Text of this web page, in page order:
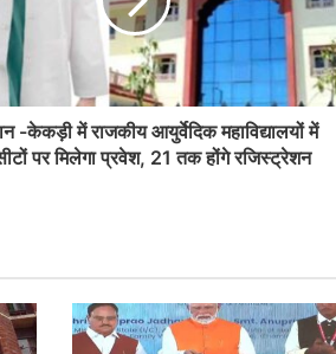
-केकड़ी में राजकीय आयुर्वेदिक महाविद्यालयों में
पर मिलेगा प्रवेश, 21 तक होंगे रजिस्ट्रेशन